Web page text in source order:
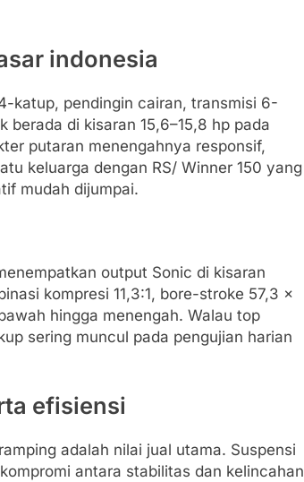
indonesia
katup, pendingin cairan, transmisi 6-
di kisaran 15,6–15,8 hp pada
putaran menengahnya responsif,
keluarga dengan RS/ Winner 150 yang
mudah dijumpai.
output Sonic di kisaran
kompresi 11,3:1, bore-stroke 57,3 x
hingga menengah. Walau top
sering muncul pada pengujian harian
efisiensi
adalah nilai jual utama. Suspensi
antara stabilitas dan kelincahan